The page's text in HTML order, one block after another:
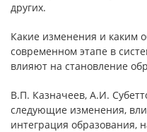
других.
Какие изменения и каким
современном этапе в
влияют на становление
В.П. Казначеев, А.И.
следующие изменения,
интеграция образования,